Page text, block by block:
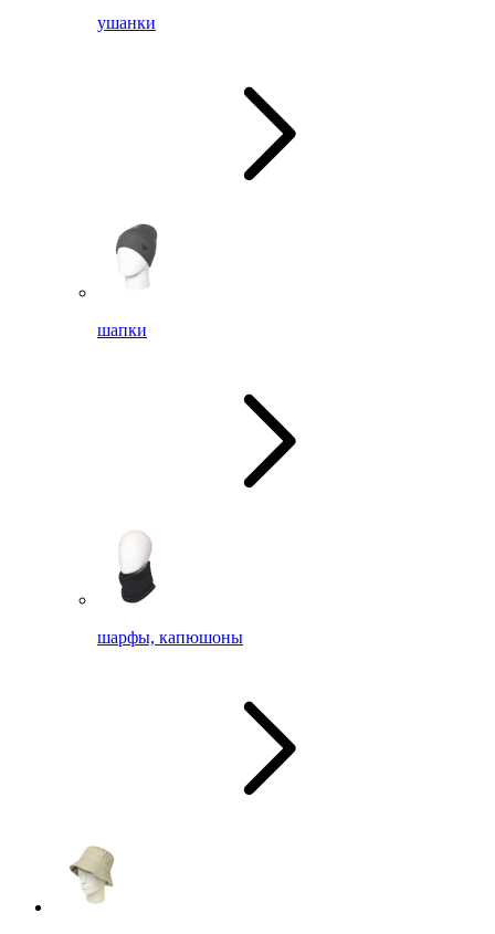
ушанки
шапки
шарфы, капюшоны